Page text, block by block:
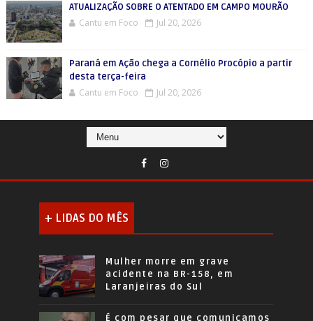
ATUALIZAÇÃO SOBRE O ATENTADO EM CAMPO MOURÃO
Cantu em Foco Jul 20, 2026
Paraná em Ação chega a Cornélio Procópio a partir
desta terça-feira
Cantu em Foco Jul 20, 2026
+ LIDAS DO MÊS
Mulher morre em grave
acidente na BR-158, em
Laranjeiras do Sul
É com pesar que comunicamos